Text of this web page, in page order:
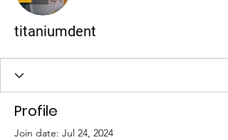
titaniumdent
Profile
Join date: Jul 24, 2024